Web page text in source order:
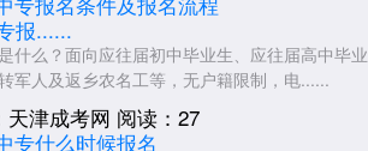
报......
什么？面向应往届初中毕业生、应往届高中毕业
军人及返乡农名工等，无户籍限制，电......
天津成考网 阅读：27